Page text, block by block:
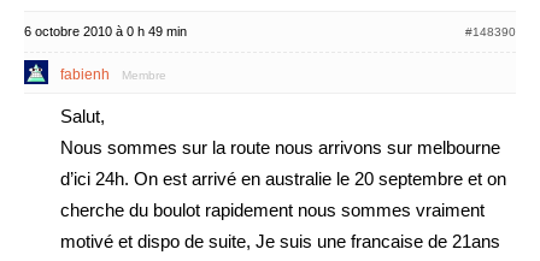
6 octobre 2010 à 0 h 49 min #148390
fabienh Membre
Salut,
Nous sommes sur la route nous arrivons sur melbourne
d’ici 24h. On est arrivé en australie le 20 septembre et on
cherche du boulot rapidement nous sommes vraiment
motivé et dispo de suite, Je suis une francaise de 21ans